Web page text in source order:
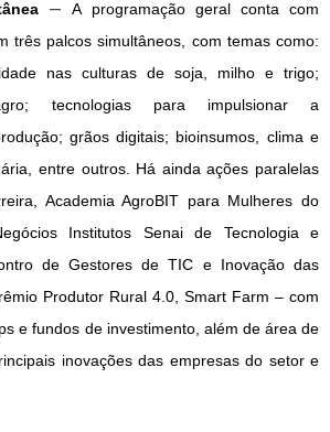
–A programação geral conta com
três palcos simultâneos, com temas como:
nas culturas de soja, milho e trigo;
tecnologias para impulsionar a
grãos digitais; bioinsumos, clima e
entre outros. Há ainda ações paralelas
Academia AgroBIT para Mulheres do
Institutos Senai de Tecnologia e
de Gestores de TIC e Inovação das
Produtor Rural 4.0, Smart Farm – com
e fundos de investimento, além de área de
inovações das empresas do setor e